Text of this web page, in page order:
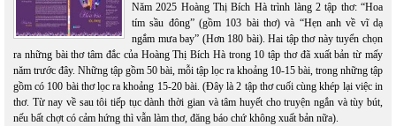
Năm 2025 Hoàng Thị Bích Hà trình làng 2 tập thơ: “Hoa
tím sầu đông” (gồm 103 bài thơ) và “Hẹn anh về vĩ dạ
ngắm mưa bay” (Hơn 180 bài). Hai tập thơ này tuyển chọn
ra những bài thơ tâm đắc của Hoàng Thị Bích Hà trong 10 tập thơ đã xuất bản từ mấy
năm trước đây. Những tập gồm 50 bài, mỗi tập lọc ra khoảng 10-15 bài, trong những tập
gồm có 100 bài thơ lọc ra khoảng 15-20 bài. (Đây là 2 tập thơ cuối cùng khép lại việc in
thơ. Từ nay về sau tôi tiếp tục dành thời gian và tâm huyết cho truyện ngắn và tùy bút,
nếu bất chợt có cảm hứng thì vẫn làm thơ, đăng báo chứ không xuất bản nữa).